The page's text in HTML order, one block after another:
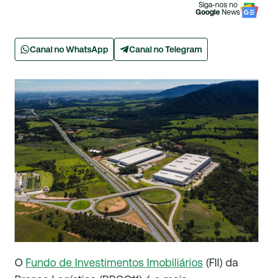
Siga-nos no
Google News
Canal no WhatsApp Canal no Telegram
O Fundo de Investimentos Imobiliários (FII) da